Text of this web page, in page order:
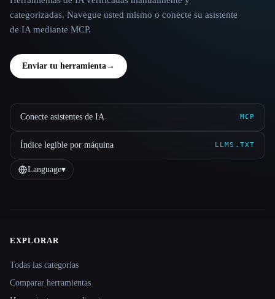
categorizadas. Navegue usted mismo o conecte su asistente
de IA mediante MCP.
Enviar tu herramienta→
Conecte asistentes de IA MCP
Índice legible por máquina LLMS.TXT
Language▾
Site navigation
EXPLORAR
Todas las categorías
Comparar herramientas